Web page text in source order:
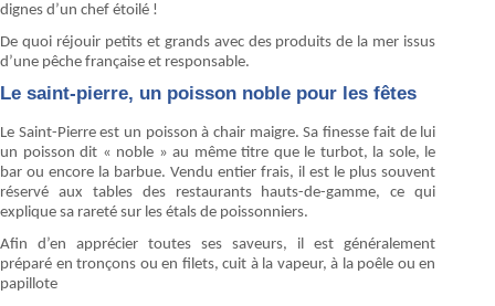
dignes d’un chef étoilé !
De quoi réjouir petits et grands avec des produits de la mer issus
d’une pêche française et responsable.
Le saint-pierre, un poisson noble pour les fêtes
Le Saint-Pierre est un poisson à chair maigre. Sa finesse fait de lui
un poisson dit « noble » au même titre que le turbot, la sole, le
bar ou encore la barbue. Vendu entier frais, il est le plus souvent
réservé aux tables des restaurants hauts-de-gamme, ce qui
explique sa rareté sur les étals de poissonniers.
Afin d’en apprécier toutes ses saveurs, il est généralement
préparé en tronçons ou en filets, cuit à la vapeur, à la poêle ou en
papillote